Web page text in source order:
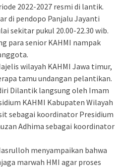
2022-2027 resmi di lantik.
di pendopo Panjalu Jayanti
sekitar pukul 20.00-22.30 wib.
para senior KAHMI nampak
wilayah KAHMI Jawa timur,
tamu undangan pelantikan.
Dilantik langsung oleh Imam
KAHMI Kabupaten Wilayah
sebagai koordinator Presidium
Adhima sebagai koordinator
menyampaikan bahwa
marwah HMI agar proses